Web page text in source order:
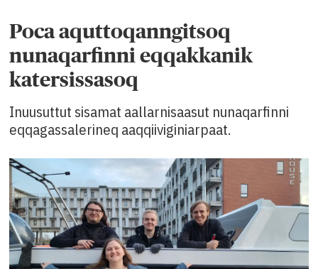
Poca aquttoqanngitsoq
nunaqarfinni eqqakkanik
katersissasoq
Inuusuttut sisamat aallarnisaasut nunaqarfinni
eqqagassalerineq aaqqiiviginiarpaat.